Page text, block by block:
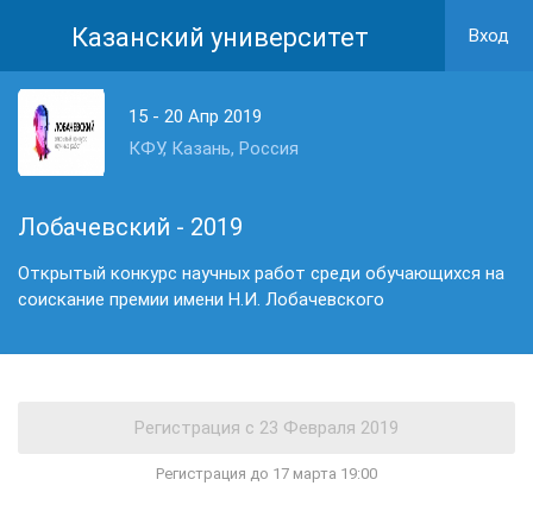
Казанский университет Вход
15 - 20 Апр 2019
КФУ, Казань, Россия
Лобачевский - 2019
Открытый конкурс научных работ среди обучающихся на
соискание премии имени Н.И. Лобачевского
Регистрация до 17 марта 19:00